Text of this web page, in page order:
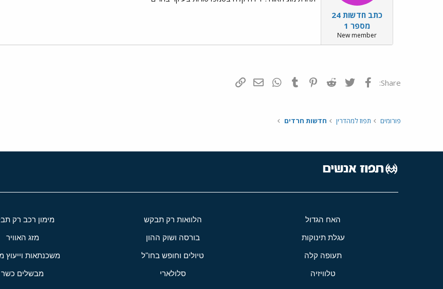
כתב חדשות 24
מספר 1
New member
Share: פייסבוק Twitter
Reddit
Pinterest
Tumblr
WhatsAppדואר אלקטרוני
פורומים תפוז למהדרין חדשות חרדים
האח הגדול הלוואות רק תבקש מימון רכב רק
עגלת תינוקות בורסה ושוק ההון מזג האוויר
תעופה קלה טיולים וחופש בחו"ל משכנתאות וייעוץ
טלוויזיה סלולארי מבשלים כשר